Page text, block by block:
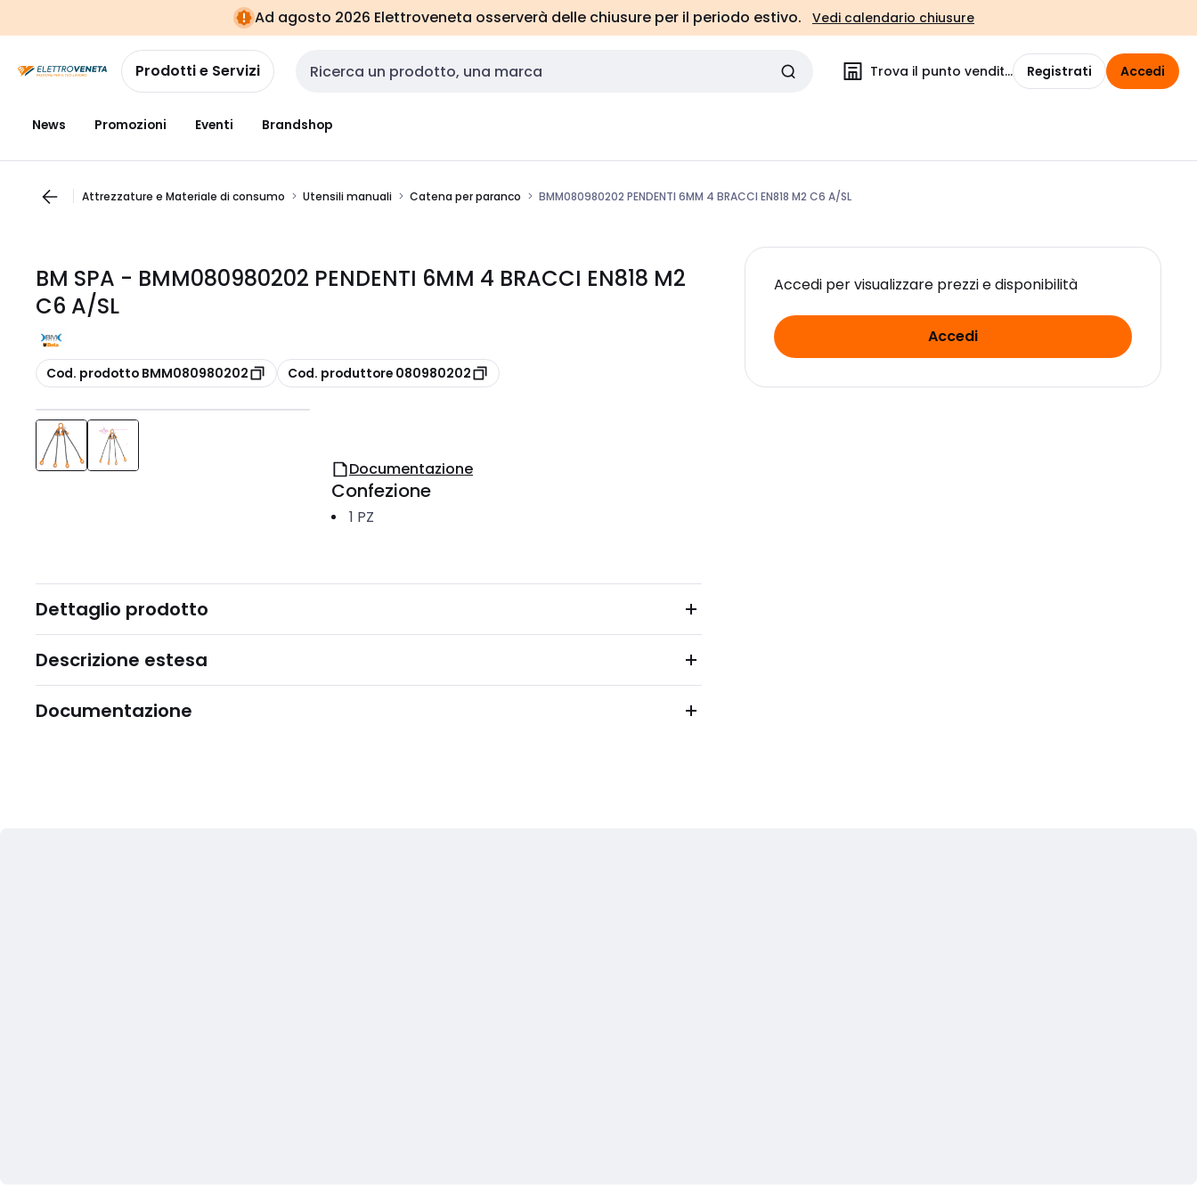
navigazionealla
pagina
Ad agosto 2026 Elettroveneta osserverà delle chiusure per il periodo estivo. Vedi calendario chiusure
Prodotti e Servizi Cerca input Trova il punto vendita Registrati Accedi
News Promozioni Eventi Brandshop
Attrezzature e Materiale di consumo Utensili manuali Catena per paranco BMM080980202 PENDENTI 6MM 4 BRACCI EN818 M2 C6 A/SL
BM SPA - BMM080980202 PENDENTI 6MM 4 BRACCI EN818 M2
C6 A/SL
copia
Cod. prodotto BMM080980202 copia
Cod. produttore 080980202
Accedi per visualizzare prezzi e disponibilità
Accedi
Documentazione
Confezione
1 PZ
Dettaglio prodotto
Descrizione estesa
Documentazione